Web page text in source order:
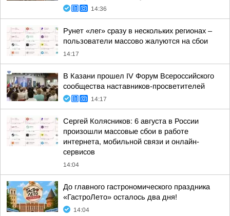
14:36
Рунет «лег» сразу в нескольких регионах –
пользователи массово жалуются на сбои
14:17
В Казани прошел IV Форум Всероссийского
сообщества наставников-просветителей
14:17
Сергей Колясников: 6 августа в России
произошли массовые сбои в работе
интернета, мобильной связи и онлайн-
сервисов
14:04
До главного гастрономического праздника
«ГастроЛето» осталось два дня!
14:04